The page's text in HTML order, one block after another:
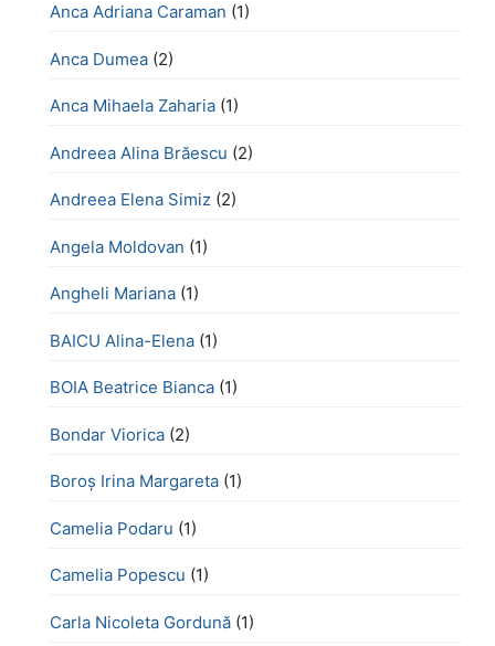
Anca Adriana Caraman (1)
Anca Dumea (2)
Anca Mihaela Zaharia (1)
Andreea Alina Brăescu (2)
Andreea Elena Simiz (2)
Angela Moldovan (1)
Angheli Mariana (1)
BAICU Alina-Elena (1)
BOIA Beatrice Bianca (1)
Bondar Viorica (2)
Boroş Irina Margareta (1)
Camelia Podaru (1)
Camelia Popescu (1)
Carla Nicoleta Gordună (1)